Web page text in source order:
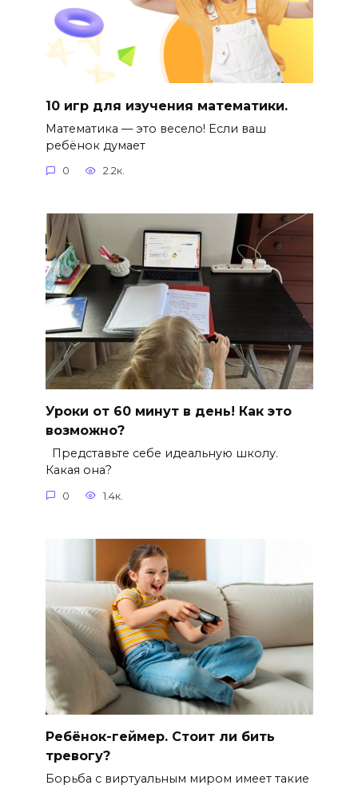
10 игр для изучения математики.
Математика — это весело! Если ваш
ребёнок думает
0 2.2к.
Уроки от 60 минут в день! Как это
возможно?
Представьте себе идеальную школу.
Какая она?
0 1.4к.
Ребёнок-геймер. Стоит ли бить
тревогу?
Борьба с виртуальным миром имеет такие